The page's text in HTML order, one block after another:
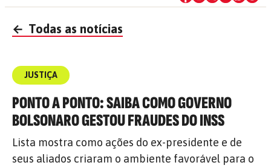
← Todas as notícias
JUSTIÇA
PONTO A PONTO: SAIBA COMO GOVERNO
BOLSONARO GESTOU FRAUDES DO INSS
Lista mostra como ações do ex-presidente e de
seus aliados criaram o ambiente favorável para o